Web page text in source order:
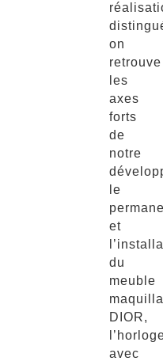
on
retrouve
les
axes
forts
de
notre
le
et
du
meuble
DIOR,
avec